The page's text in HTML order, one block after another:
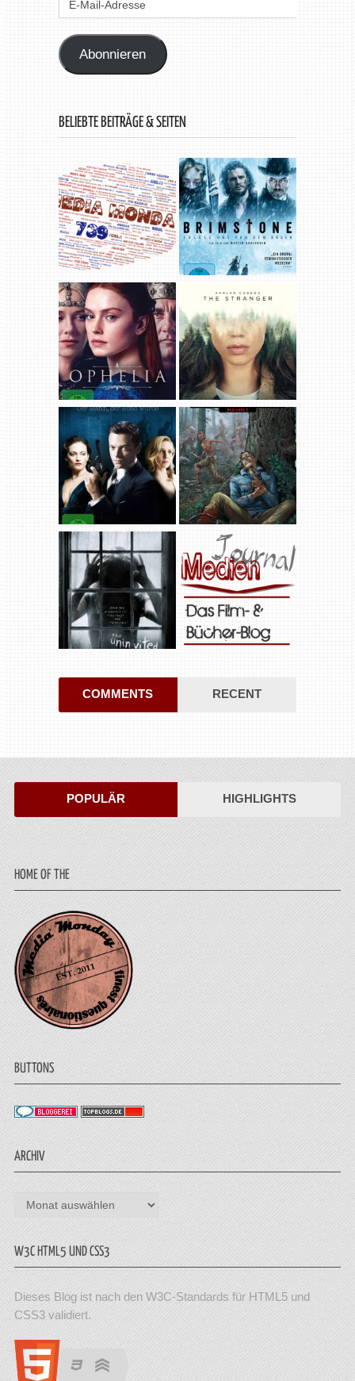
Abonnieren
BELIEBTE BEITRÄGE & SEITEN
COMMENTS RECENT
POPULÄR HIGHLIGHTS
HOME OF THE
BUTTONS
ARCHIV
Archiv
W3C HTML5 UND CSS3
Dieses Blog ist nach den W3C-Standards für HTML5 und
CSS3 validiert.